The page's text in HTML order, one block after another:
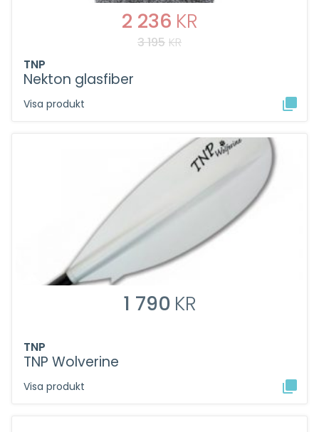
3 195 KR
2 236 KR
TNP
Nekton glasfiber
Visa produkt
1 790 KR
TNP
TNP Wolverine
Visa produkt